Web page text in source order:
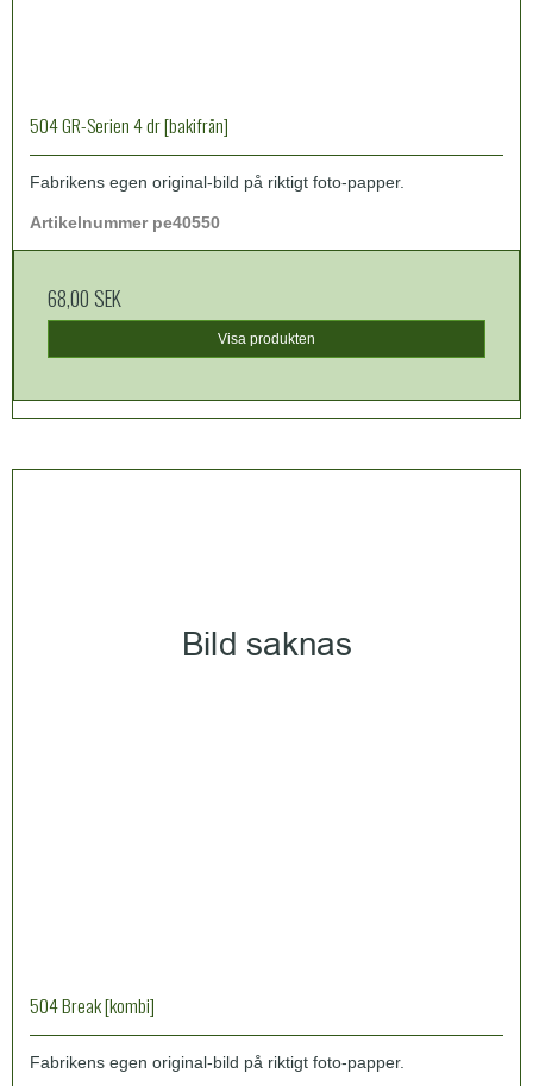
504 GR-Serien 4 dr [bakifrån]
Fabrikens egen original-bild på riktigt foto-papper.
Artikelnummer pe40550
68,00 SEK
Visa produkten
504 Break [kombi]
Fabrikens egen original-bild på riktigt foto-papper.